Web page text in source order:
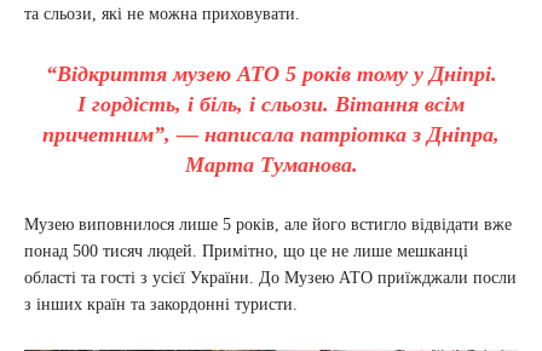
та сльози, які не можна приховувати.
“Відкриття музею АТО 5 років тому у Дніпрі.
І гордість, і біль, і сльози. Вітання всім
причетним”, — написала патріотка з Дніпра,
Марта Туманова.
Музею виповнилося лише 5 років, але його встигло відвідати вже
понад 500 тисяч людей. Примітно, що це не лише мешканці
області та гості з усієї України. До Музею АТО приїжджали посли
з інших країн та закордонні туристи.